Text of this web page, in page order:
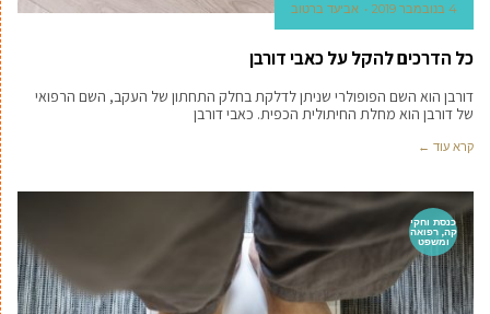
4 בנובמבר 2019 אביעד ברטוב
כל הדרכים להקל על כאבי דורבן
דורבן הוא השם הפופולרי שניתן לדלקת בחלק התחתון של העקב, השם הרפואי
של דורבן הוא מחלת החיתולית הכפית. כאבי דורבן
קרא עוד ←
כנסת וחקי
קה, רפואה
ומשפט